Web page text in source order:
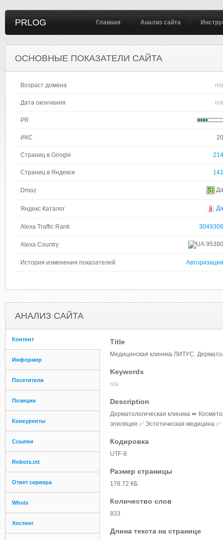
PRLOG Главная Анализ сайта
ОСНОВНЫЕ ПОКАЗАТЕЛИ САЙТА
Возраст домена n/a
Дата окончания n/a
PR
ИКС 20
Страниц в Google 214
Страниц в Яндексе 141
Dmoz Да
Яндекс Каталог Да
Alexa Traffic Rank 3049306
Alexa Country 95380
История изменения показателей Авторизация
АНАЛИЗ САЙТА
Контент
Информер
Посетители
Позиции
Конкуренты
Ссылки
Robots.txt
Ответ сервера
Whois
Хостинг
Title
Медицинская клиника ЛИТУС.
Keywords
n/a
Description
Дерматологическая клиника ⏩
эпиляция ✅ Эстетическая медицина ✅
Кодировка
UTF-8
Размер страницы
178.72 КБ
Количество слов
833
Длина текста на странице